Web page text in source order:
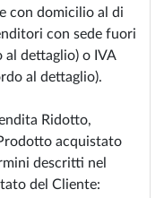
con domicilio al di
con sede fuori
al dettaglio) o IVA
al dettaglio).
Ridotto,
acquistato
descritti nel
del Cliente: